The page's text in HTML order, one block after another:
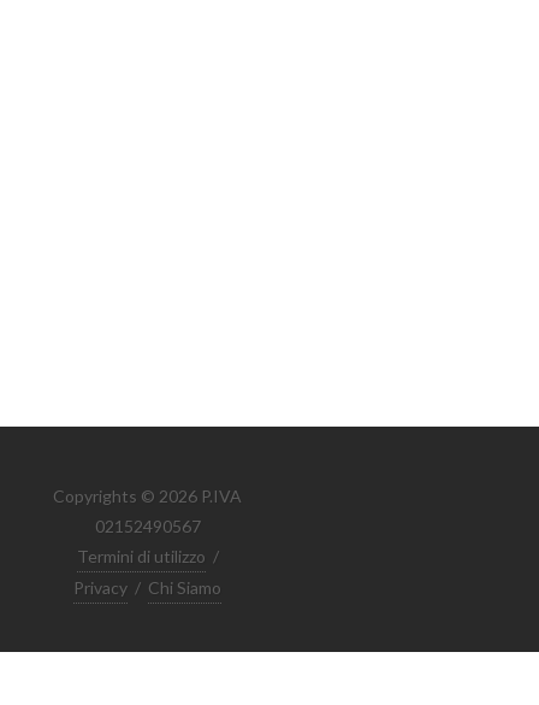
Copyrights © 2026 P.IVA
02152490567
Termini di utilizzo /
Privacy / Chi Siamo